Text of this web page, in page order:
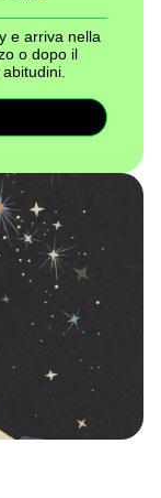
e arriva nella
o dopo il